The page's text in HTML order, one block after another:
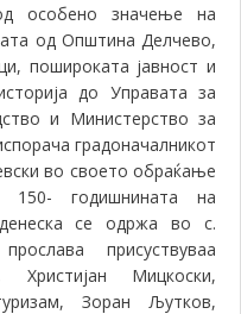
особено значење на
од Општина Делчево,
пошироката јавност и
до Управата за
и Министерство за
градоначалникот
во своето обраќање
годишнината на
се одржа во с.
присуствуваа
Христијан Мицкоски,
Зоран Љутков,